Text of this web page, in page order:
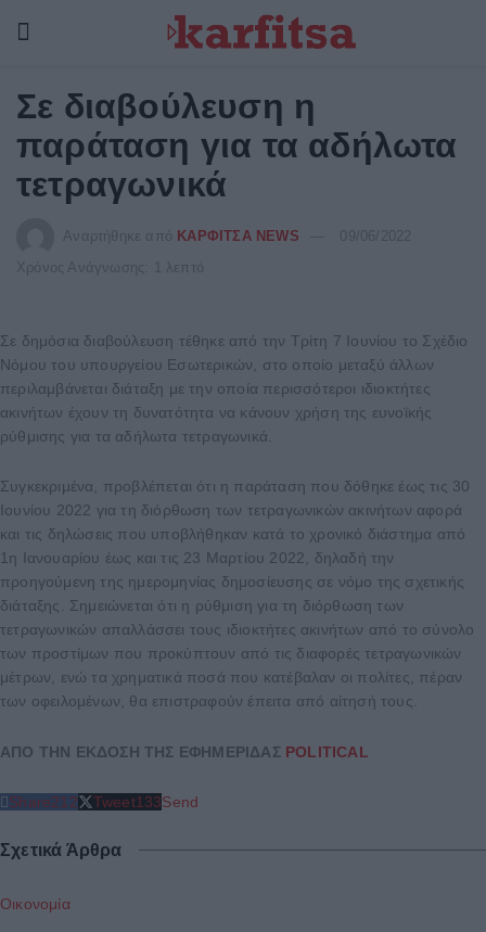
Σε διαβούλευση η
παράταση για τα αδήλωτα
τετραγωνικά
Αναρτήθηκε από ΚΑΡΦΙΤΣΑ NEWS
09/06/2022
Χρόνος Ανάγνωσης: 1 λεπτό
Σε δημόσια διαβούλευση τέθηκε από την Τρίτη 7 Ιουνίου το Σχέδιο
Νόμου του υπουργείου Εσωτερικών, στο οποίο μεταξύ άλλων
περιλαμβάνεται διάταξη με την οποία περισσότεροι ιδιοκτήτες
ακινήτων έχουν τη δυνατότητα να κάνουν χρήση της ευνοϊκής
ρύθμισης για τα αδήλωτα τετραγωνικά.
Συγκεκριμένα, προβλέπεται ότι η παράταση που δόθηκε έως τις 30
Ιουνίου 2022 για τη διόρθωση των τετραγωνικών ακινήτων αφορά
και τις δηλώσεις που υποβλήθηκαν κατά το χρονικό διάστημα από
1η Ιανουαρίου έως και τις 23 Μαρτίου 2022, δηλαδή την
προηγούμενη της ημερομηνίας δημοσίευσης σε νόμο της σχετικής
διάταξης. Σημειώνεται ότι η ρύθμιση για τη διόρθωση των
τετραγωνικών απαλλάσσει τους ιδιοκτήτες ακινήτων από το σύνολο
των προστίμων που προκύπτουν από τις διαφορές τετραγωνικών
μέτρων, ενώ τα χρηματικά ποσά που κατέβαλαν οι πολίτες, πέραν
των οφειλομένων, θα επιστραφούν έπειτα από αίτησή τους.
ΑΠΟ ΤΗΝ ΕΚΔΟΣΗ ΤΗΣ ΕΦΗΜΕΡΙΔΑΣ POLITICAL
Share212 Tweet133Send
Σχετικά Άρθρα
Οικονομία